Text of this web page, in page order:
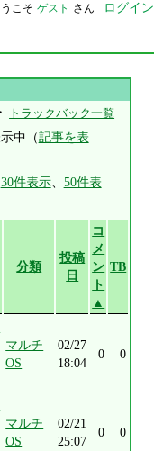
こそ ゲスト さん ログイン
・ トラックバック一覧
中（記事を表
30件表示、 50件表
分類
投稿
日
コ
メ
ン
ト
▲
TB
マルチ
OS
02/27
18:04
0 0
マルチ
OS
02/21
25:07
0 0